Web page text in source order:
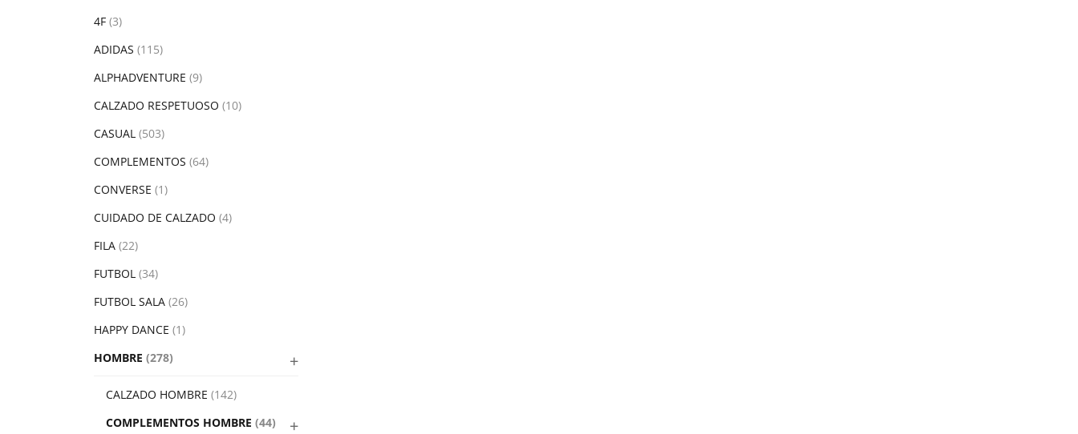
4F (3)
ADIDAS (115)
ALPHADVENTURE (9)
CALZADO RESPETUOSO (10)
CASUAL (503)
COMPLEMENTOS (64)
CONVERSE (1)
CUIDADO DE CALZADO (4)
FILA (22)
FUTBOL (34)
FUTBOL SALA (26)
HAPPY DANCE (1)
HOMBRE (278)
CALZADO HOMBRE (142)
COMPLEMENTOS HOMBRE (44)